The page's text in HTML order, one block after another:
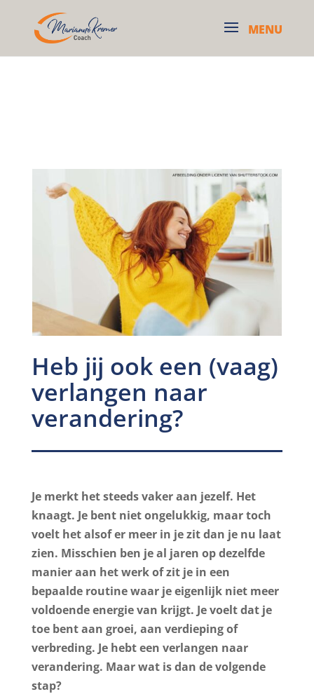
Heb jij ook een (vaag)
verlangen naar
verandering?
Je merkt het steeds vaker aan jezelf. Het
knaagt. Je bent niet ongelukkig, maar toch
voelt het alsof er meer in je zit dan je nu laat
zien. Misschien ben je al jaren op dezelfde
manier aan het werk of zit je in een
bepaalde routine waar je eigenlijk niet meer
voldoende energie van krijgt. Je voelt dat je
toe bent aan groei, aan verdieping of
verbreding. Je hebt een verlangen naar
verandering. Maar wat is dan de volgende
stap?